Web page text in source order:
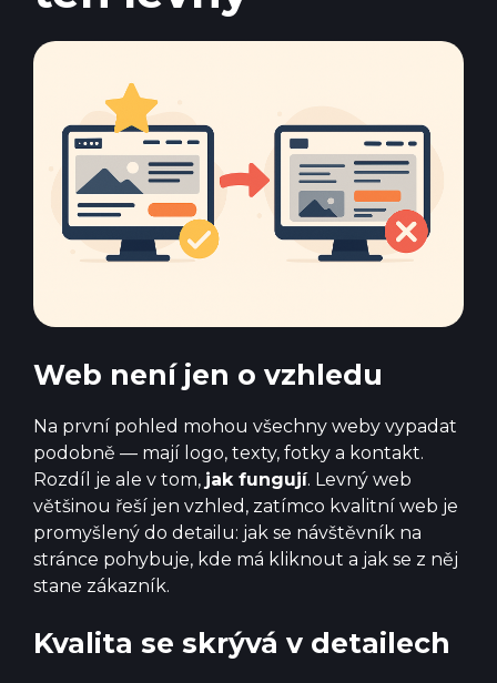
Web není jen o vzhledu
Na první pohled mohou všechny weby vypadat
podobně — mají logo, texty, fotky a kontakt.
Rozdíl je ale v tom, jak fungují. Levný web
většinou řeší jen vzhled, zatímco kvalitní web je
promyšlený do detailu: jak se návštěvník na
stránce pohybuje, kde má kliknout a jak se z něj
stane zákazník.
Kvalita se skrývá v detailech